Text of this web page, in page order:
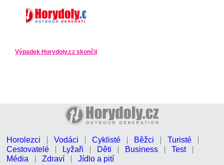
Výpadek Horydoly.cz skončil
Horolezci Vodáci Cyklisté Běžci
Turisté
Cestovatelé
Lyžaři Děti Business
Test
Média
Zdraví Jídlo a pití